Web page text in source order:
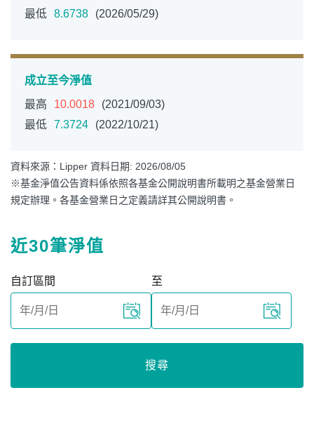
最低 8.6738 (2026/05/29)
成立至今淨值
最高
10.0018
(2021/09/03)
最低 7.3724 (2022/10/21)
資料來源：Lipper 資料日期: 2026/08/05
※基金淨值公告資料係依照各基金公開說明書所載明之基金營業日
規定辦理。各基金營業日之定義請詳其公開說明書。
近30筆淨值
自訂區間 至
搜尋